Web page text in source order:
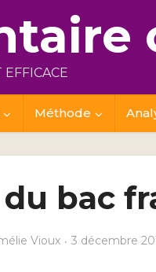
EFFICACE
Méthode
bac
Vioux 3 décembre